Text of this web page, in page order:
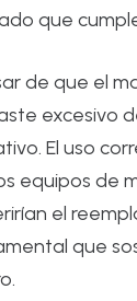
que
de que el
excesivo
El uso
equipos de
el
que